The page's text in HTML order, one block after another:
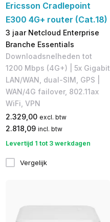
Ericsson Cradlepoint
E300 4G+ router (Cat.18)
3 jaar Netcloud Enterprise
Branche Essentials
Downloadsnelheden tot
1200 Mbps (4G+)​ | 5x Gigabit
LAN/WAN, dual-SIM, GPS | ​
WAN/4G failover, 802.11ax
WiFi, VPN
2.329,00 excl. btw
2.818,09 incl. btw
Levertijd 1 tot 3 werkdagen
Vergelijk